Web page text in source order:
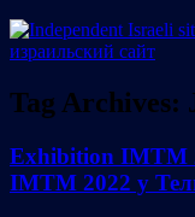
Tag Archives:
Exhibition IMTM
IMTM 2022 у